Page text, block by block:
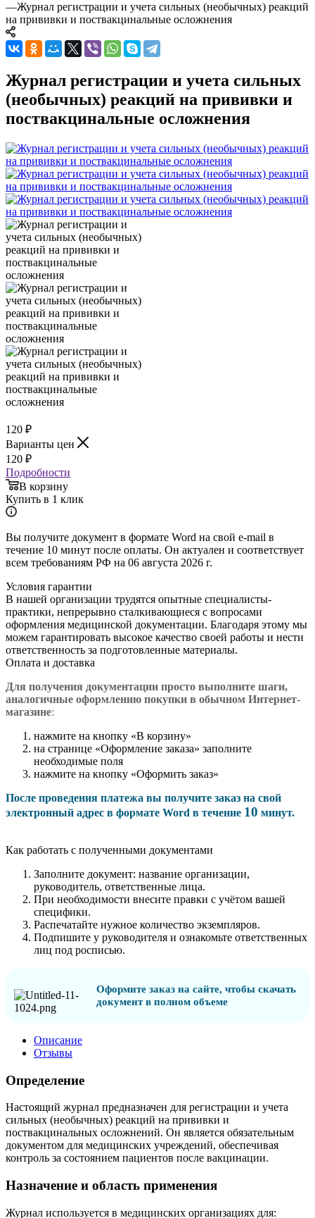
—Журнал регистрации и учета сильных (необычных) реакций
на прививки и поствакцинальные осложнения
Журнал регистрации и учета сильных
(необычных) реакций на прививки и
поствакцинальные осложнения
120 ₽
Варианты цен
120 ₽
Подробности
В корзину
Купить в 1 клик
Вы получите документ в формате Word на свой e-mail в
течение 10 минут после оплаты. Он актуален и соответствует
всем требованиям РФ на 06 августа 2026 г.
Условия гарантии
В нашей организации трудятся опытные специалисты-
практики, непрерывно сталкивающиеся с вопросами
оформления медицинской документации. Благодаря этому мы
можем гарантировать высокое качество своей работы и нести
ответственность за подготовленные материалы.
Оплата и доставка
Для получения документации просто выполните шаги,
аналогичные оформлению покупки в обычном Интернет-
магазине:
нажмите на кнопку «В корзину»
на странице «Оформление заказа» заполните
необходимые поля
нажмите на кнопку «Оформить заказ»
После проведения платежа вы получите заказ на свой
электронный адрес в формате Word в течение 10 минут.
Как работать с полученными документами
Заполните документ: название организации,
руководитель, ответственные лица.
При необходимости внесите правки с учётом вашей
специфики.
Распечатайте нужное количество экземпляров.
Подпишите у руководителя и ознакомьте ответственных
лиц под росписью.
Оформите заказ на сайте, чтобы скачать
документ в полном объеме
Описание
Отзывы
Определение
Настоящий журнал предназначен для регистрации и учета
сильных (необычных) реакций на прививки и
поствакцинальных осложнений. Он является обязательным
документом для медицинских учреждений, обеспечивая
контроль за состоянием пациентов после вакцинации.
Назначение и область применения
Журнал используется в медицинских организациях для: